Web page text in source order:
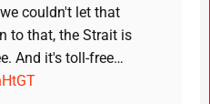
couldn't let that
to that, the Strait is
And it's toll-free…